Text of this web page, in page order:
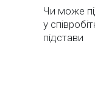
Чи може
у
підстави